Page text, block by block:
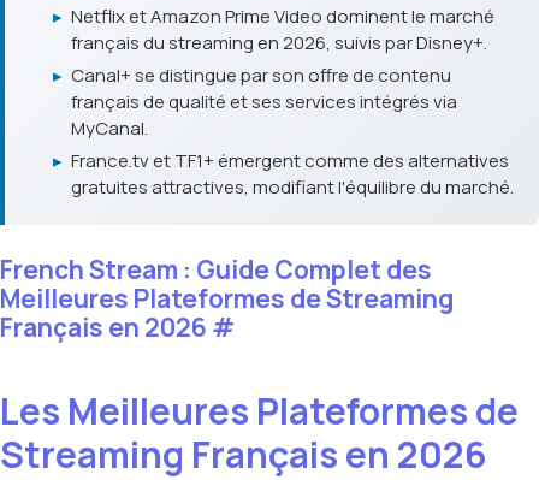
▸ Netflix et Amazon Prime Video dominent le marché
français du streaming en 2026, suivis par Disney+.
▸ Canal+ se distingue par son offre de contenu
français de qualité et ses services intégrés via
MyCanal.
▸ France.tv et TF1+ émergent comme des alternatives
gratuites attractives, modifiant l'équilibre du marché.
French Stream : Guide Complet des
Meilleures Plateformes de Streaming
Français en 2026 #
Les Meilleures Plateformes de
Streaming Français en 2026